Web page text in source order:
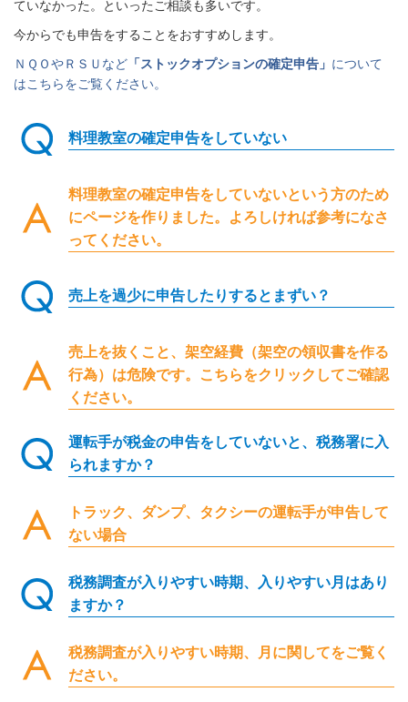
ていなかった。といったご相談も多いです。
今からでも申告をすることをおすすめします。
ＮＱＯやＲＳＵなど 「ストックオプションの確定申告」 について
はこちらをご覧ください。
料理教室の確定申告をしていない
料理教室の確定申告をしていないという方のため
にページを作りました。よろしければ参考になさ
ってください。
売上を過少に申告したりするとまずい？
売上を抜くこと、架空経費（架空の領収書を作る
行為）は危険です。こちらをクリックしてご確認
ください。
運転手が税金の申告をしていないと、税務署に入
られますか？
トラック、ダンプ、タクシーの運転手が申告して
ない場合
税務調査が入りやすい時期、入りやすい月はあり
ますか？
税務調査が入りやすい時期、月に関してをご覧く
ださい。